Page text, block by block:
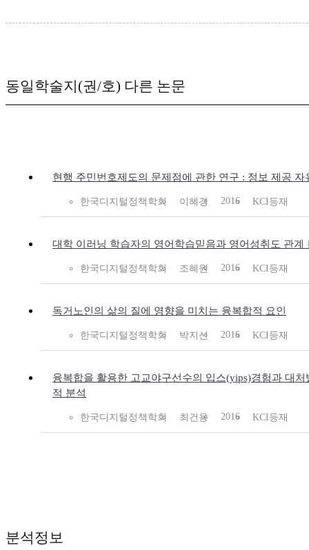
동일학술지(권/호) 다른 논문
현행 주민번호제도의 문제점에 관한 연구 : 정보 제공 자
한국디지털정책학회 이혜경 2016 KCI등재
대학 이러닝 학습자의 영어학습믿음과 영어성취도 관계
한국디지털정책학회 조혜원 2016 KCI등재
독거노인의 삶의 질에 영향을 미치는 융복합적 요인
한국디지털정책학회 박지선 2016 KCI등재
융복합을 활용한 고교야구선수의 입스(yips)경험과 대
적 분석
한국디지털정책학회 최건용 2016 KCI등재
분석정보